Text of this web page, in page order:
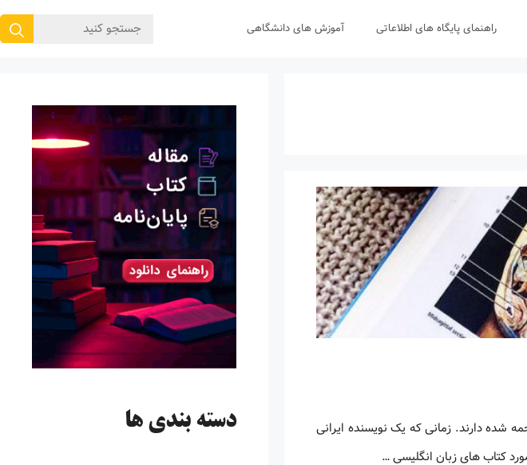
راهنمای پایگاه های اطلاعاتی آموزش های دانشگاهی
جستجوی
شده دارند. زمانی که یک نویسنده ایرانی
کتاب های زبان انگلیسی …
دسته‌ بندی ها